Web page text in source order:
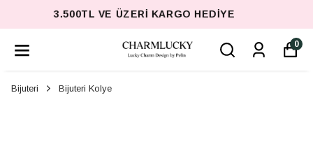
3.500TL VE ÜZERI KARGO HEDIYE
0
Bijuteri Bijuteri Kolye